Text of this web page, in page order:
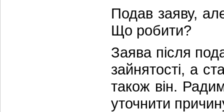
Подав заяву,
Що робити?
Заява після
зайнятості, а
також він.
уточнити